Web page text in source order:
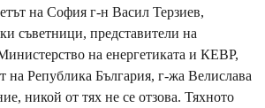
на София г-н Васил Терзиев,
съветници, представители на
на енергетиката и КЕВР,
на Република България, г-жа Велислава
никой от тях не се отзова. Тяхното